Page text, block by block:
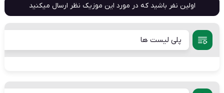
اولین نفر باشید که در مورد این موزیک نظر ارسال میکنید
پلی لیست ها